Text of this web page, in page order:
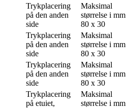
Trykplacering
på den anden
side
Maksimal
størrelse i mm
80 x 30
Trykplacering
på den anden
side
Maksimal
størrelse i mm
80 x 30
Trykplacering
på den anden
side
Maksimal
størrelse i mm
80 x 30
Trykplacering
på etuiet,
Maksimal
størrelse i mm